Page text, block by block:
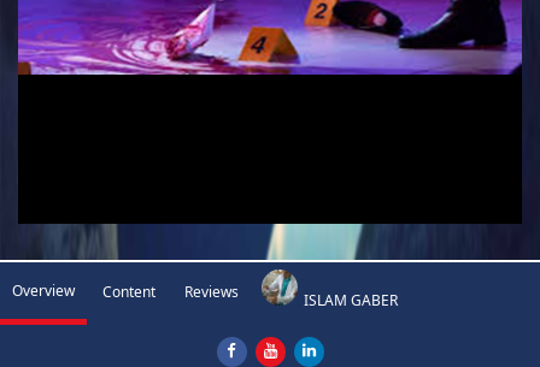
Overview Content Reviews ISLAM GABER